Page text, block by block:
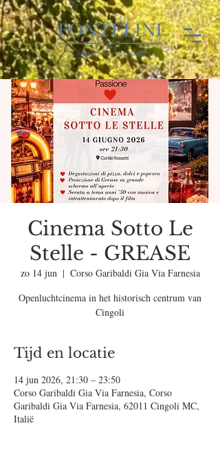
Cinema Sotto Le
Stelle - GREASE
zo 14 jun
  |
Corso Garibaldi Gia Via Farnesia
Openluchtcinema in het historisch centrum van
Cingoli
Tijd en locatie
14 jun 2026, 21:30 – 23:50
Corso Garibaldi Gia Via Farnesia, Corso
Garibaldi Gia Via Farnesia, 62011 Cingoli MC,
Italië